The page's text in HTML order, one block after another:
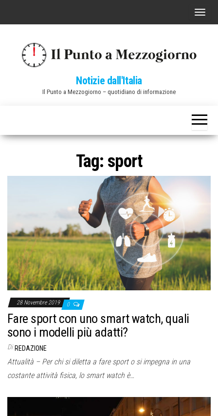
C
a
v
a
n
e
Notizie dall'Italia
Il Punto a Mezzogiorno – quotidiano di informazione
Tag: sport
28 Novembre 2019 0
Fare sport con uno smart watch, quali
sono i modelli più adatti?
Di REDAZIONE
Attualità – Per chi si diletta a fare sport o si impegna in una
costante attività fisica, lo smart watch è…